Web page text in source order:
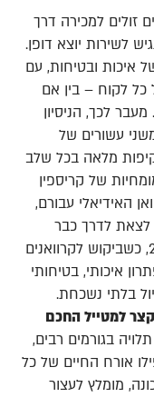
זולים למכירה דרך
לשירות יוצא דופן.
איכות ובטיחות, עם
לקוח – בין אם
לכך, הניסיון
עשורים של
מלאה בכל שלב
של קריספין
האידיאלי עבורם,
לדרך כבר
למחרת. במיוחד לקראת פסח וקיץ 2025, כשביקוש לקרוואנים
איכותי, בטיחותי
בלתי נשכחת.
למטייל החכם
בגורמים רבים,
אורח החיים של כל
מומלץ לעצור